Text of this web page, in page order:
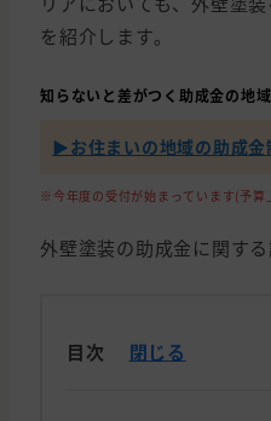
を紹介します。
知らないと差がつく助成金の地
▶︎お住まいの地域の助成金
※今年度の受付が始まっています(予算
外壁塗装の助成金に関す
目次 閉じる